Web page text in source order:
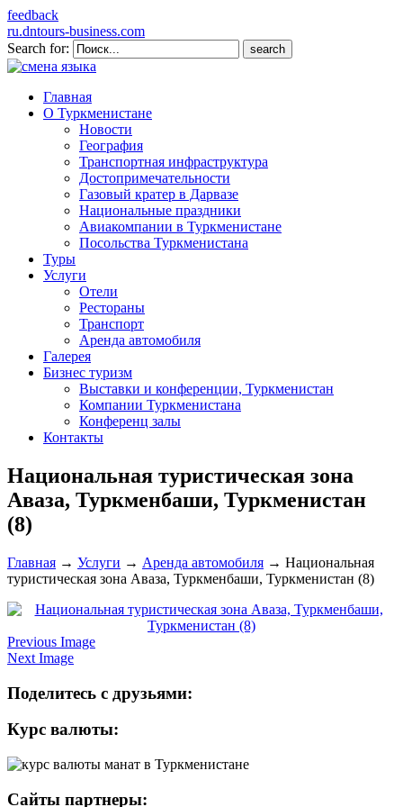
feedback
ru.dntours-business.com
Search for:
Главная
О Туркменистане
Новости
География
Транспортная инфраструктура
Достопримечательности
Газовый кратер в Дарвазе
Национальные праздники
Авиакомпании в Туркменистане
Посольства Туркменистана
Туры
Услуги
Отели
Рестораны
Транспорт
Аренда автомобиля
Галерея
Бизнес туризм
Выставки и конференции, Туркменистан
Компании Туркменистана
Конференц залы
Контакты
Национальная туристическая зона
Аваза, Туркменбаши, Туркменистан
(8)
Главная → Услуги → Аренда автомобиля → Национальная
туристическая зона Аваза, Туркменбаши, Туркменистан (8)
Previous Image
Next Image
Поделитесь с друзьями:
Курс валюты:
Сайты партнеры: